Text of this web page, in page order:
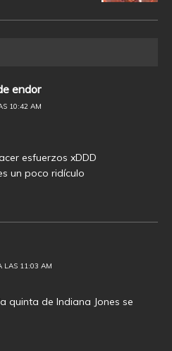
endor
10:42 AM
esfuerzos xDDD
un poco ridículo
LAS 11:03 AM
quinta de Indiana Jones se